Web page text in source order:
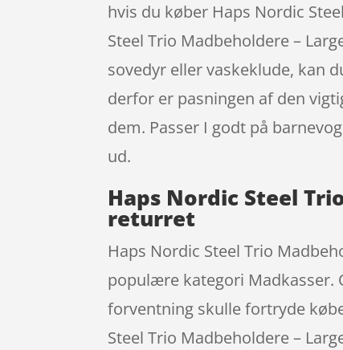
hvis du køber Haps Nordic
Steel Trio Madbeholdere –
sovedyr eller vaskeklude, kan
derfor er pasningen af den
dem. Passer I godt på
ud.
Haps Nordic Steel
returret
Haps Nordic Steel Trio
populære kategori Madkasser.
forventning skulle fortryde
Steel Trio Madbeholdere –